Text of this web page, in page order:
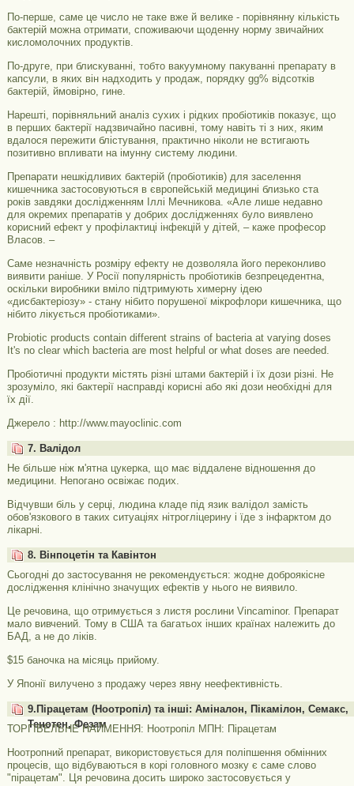
По-перше, саме це число не таке вже й велике - порівнянну кількість
бактерій можна отримати, споживаючи щоденну норму звичайних
кисломолочних продуктів.
По-друге, при блискуванні, тобто вакуумному пакуванні препарату в
капсули, в яких він надходить у продаж, порядку gg% відсотків
бактерій, ймовірно, гине.
Нарешті, порівняльний аналіз сухих і рідких пробіотиків показує, що
в перших бактерії надзвичайно пасивні, тому навіть ті з них, яким
вдалося пережити блістування, практично ніколи не встигають
позитивно впливати на імунну систему людини.
Препарати нешкідливих бактерій (пробіотиків) для заселення
кишечника застосовуються в європейській медицині близько ста
років завдяки дослідженням Іллі Мечникова. «Але лише недавно
для окремих препаратів у добрих дослідженнях було виявлено
корисний ефект у профілактиці інфекцій у дітей, – каже професор
Власов. –
Саме незначність розміру ефекту не дозволяла його переконливо
виявити раніше. У Росії популярність пробіотиків безпрецедентна,
оскільки виробники вміло підтримують химерну ідею
«дисбактеріозу» - стану нібито порушеної мікрофлори кишечника, що
нібито лікується пробіотиками».
Probiotic products contain different strains of bacteria at varying doses
It's no clear which bacteria are most helpful or what doses are needed.
Пробіотичні продукти містять різні штами бактерій і їх дози різні. Не
зрозуміло, які бактерії насправді корисні або які дози необхідні для
їх дії.
Джерело : http://www.mayoclinic.com
7. Валідол
Не більше ніж м'ятна цукерка, що має віддалене відношення до
медицини. Непогано освіжає подих.
Відчувши біль у серці, людина кладе під язик валідол замість
обов'язкового в таких ситуаціях нітрогліцерину і їде з інфарктом до
лікарні.
8. Вінпоцетін та Кавінтон
Сьогодні до застосування не рекомендується: жодне доброякісне
дослідження клінічно значущих ефектів у нього не виявило.
Це речовина, що отримується з листя рослини Vincaminor. Препарат
мало вивчений. Тому в США та багатьох інших країнах належить до
БАД, а не до ліків.
$15 баночка на місяць прийому.
У Японії вилучено з продажу через явну неефективність.
9.Пірацетам (Ноотропіл) та інші: Аміналон, Пікамілон, Семакс,
Тенотен, Фезам
ТОРГІВЕЛЬНЕ НАЙМЕННЯ: Ноотропіл МПН: Пірацетам
Ноотропний препарат, використовується для поліпшення обмінних
процесів, що відбуваються в корі головного мозку є саме слово
"пірацетам". Ця речовина досить широко застосовується у